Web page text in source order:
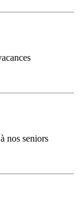
nos seniors